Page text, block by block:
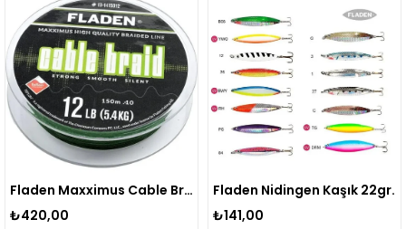
Fladen Maxximus Cable Braid 150m Yeşil İp Misina
₺420,00
Fladen Nidingen Kaşık 22gr.
₺141,00